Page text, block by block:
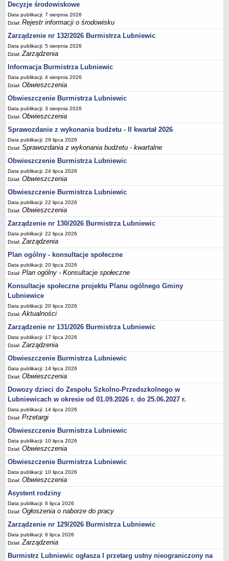
Transmisja z obrad sesji
Zadania i uprawnienia
Skład Rady Miejskiej
Plan pracy Rady Miejskiej
Terminy posiedzeń Rady
Głosowania
Protokoły z posiedzeń Rady Miejskiej
Składy Komisji
Terminy posiedzeń Komisji
Plan pracy Komisji Rewizyjnej
Plan pracy pozostałych Komisji
Oświadczenia majątkowe
Interpelacje radnych wraz z odpowiedziami
Zapytania radnych wraz z odpowiedziami
Apele
JEDNOSTKI ORGANIZACYJNE
Biblioteka - Centrum Kultury
Zespół Szkolno-Przedszkolny
Miejsko-Gminny Ośrodek Pomocy Społecznej
Zakład Gospodarki Komunalnej
Środowiskowy Dom Samopomocy
MAJĄTEK I FINANSE
Budżet Gminy
Majątek Gminy
Sprawozdania z wykonania budżetu - kwartalne
Sprawozdania z wykonania budżetu - półroczne, roczne
Umorzenia, odroczenia, raty
Fundacje i Stowarzyszenia dofinansowane z JST
Pomoc publiczna
Budżet obywatelski
Majątek jednostek podległych
Koszt wychowania przedszkolnego
Stawki czynszów najmu lokali mieszkalnych
Zamówienia publiczne
Sprzedaż mienia
Sprzedaż nieruchomości
Zapytania ofertowe
Plan zamówień publicznych
PRAWO LOKALNE
Statut
Uchwały Rady Miejskiej
Zarządzenia Burmistrza
Decyzje środowiskowe
Data publikacji: 7 sierpnia 2026
Dział:Rejestr informacji o środowisku
Zarządzenie nr 132/2026 Burmistrza Lubniewic
Data publikacji: 5 sierpnia 2026
Dział:Zarządzenia
Informacja Burmistrza Lubniewic
Data publikacji: 4 sierpnia 2026
Dział:Obwieszczenia
Obwieszczenie Burmistrza Lubniewic
Data publikacji: 3 sierpnia 2026
Dział:Obwieszczenia
Sprawozdanie z wykonania budżetu - II kwartał 2026
Data publikacji: 29 lipca 2026
Dział:Sprawozdania z wykonania budżetu - kwartalne
Obwieszczenie Burmistrza Lubniewic
Data publikacji: 24 lipca 2026
Dział:Obwieszczenia
Obwieszczenie Burmistrza Lubniewic
Data publikacji: 22 lipca 2026
Dział:Obwieszczenia
Zarządzenie nr 130/2026 Burmistrza Lubniewic
Data publikacji: 22 lipca 2026
Dział:Zarządzenia
Plan ogólny - konsultacje społeczne
Data publikacji: 20 lipca 2026
Dział:Plan ogólny - Konsultacje społeczne
Konsultacje społeczne projektu Planu ogólnego Gminy
Lubniewice
Data publikacji: 20 lipca 2026
Dział:Aktualności
Zarządzenie nr 131/2026 Burmistrza Lubniewic
Data publikacji: 17 lipca 2026
Dział:Zarządzenia
Obwieszczenie Burmistrza Lubniewic
Data publikacji: 14 lipca 2026
Dział:Obwieszczenia
Dowozy dzieci do Zespołu Szkolno-Przedszkolnego w
Lubniewicach w okresie od 01.09.2026 r. do 25.06.2027 r.
Data publikacji: 14 lipca 2026
Dział:Przetargi
Obwieszczenie Burmistrza Lubniewic
Data publikacji: 10 lipca 2026
Dział:Obwieszczenia
Obwieszczenie Burmistrza Lubniewic
Data publikacji: 10 lipca 2026
Dział:Obwieszczenia
Asystent rodziny
Data publikacji: 6 lipca 2026
Dział:Ogłoszenia o naborze do pracy
Zarządzenie nr 129/2026 Burmistrza Lubniewic
Data publikacji: 6 lipca 2026
Dział:Zarządzenia
Burmistrz Lubniewic ogłasza I przetarg ustny nieograniczony na